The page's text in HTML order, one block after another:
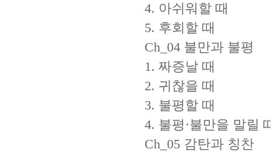
4. 아쉬워할 때
5. 후회할 때
Ch_04 불만과 불평
1. 짜증날 때
2. 귀찮을 때
3. 불평할 때
4. 불평·불만을 말릴
Ch_05 감탄과 칭찬